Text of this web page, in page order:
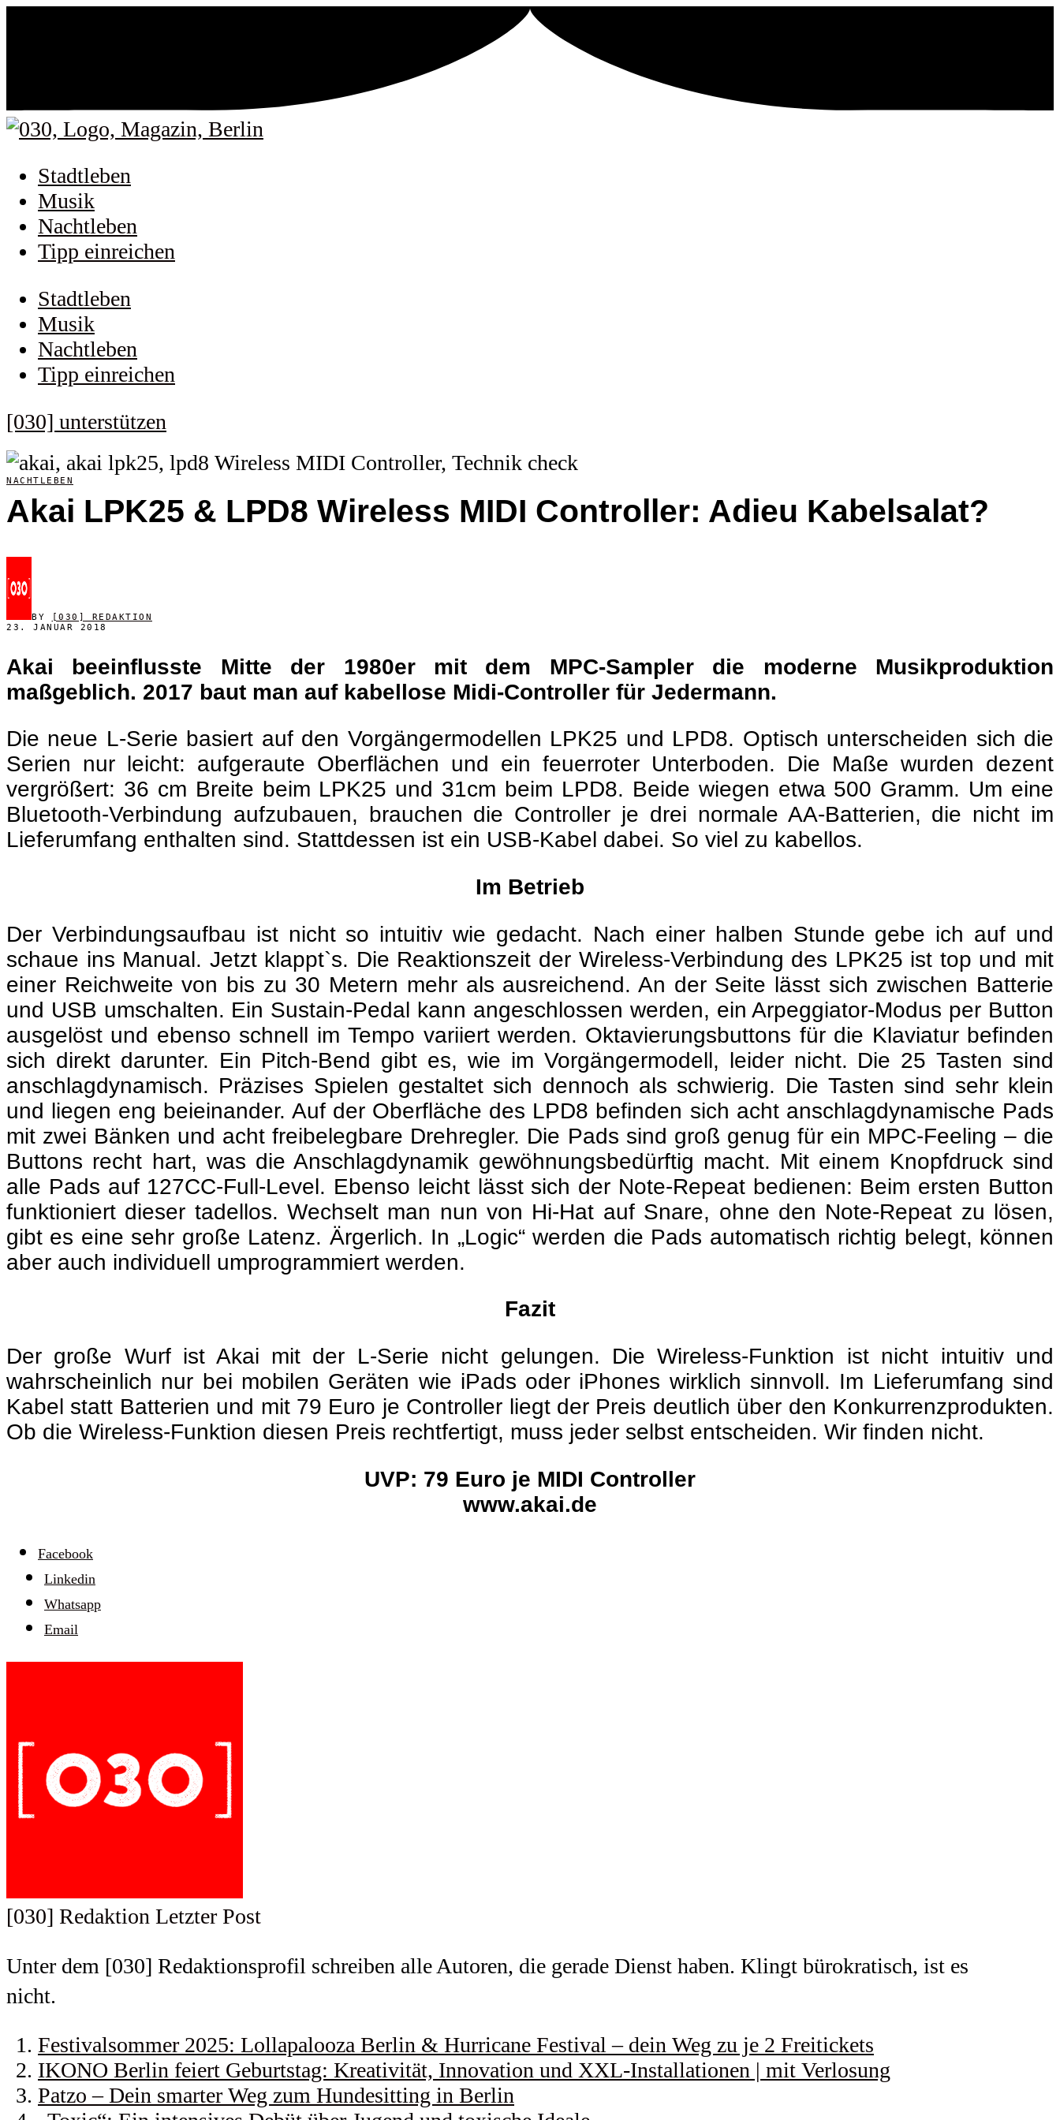
Stadtleben
Musik
Nachtleben
Tipp einreichen
Stadtleben
Musik
Nachtleben
Tipp einreichen
[030] unterstützen
NACHTLEBEN
Akai LPK25 & LPD8 Wireless MIDI Controller: Adieu Kabelsalat?
BY
[030] REDAKTION
23. JANUAR 2018
Akai beeinflusste Mitte der 1980er mit dem MPC-Sampler die moderne Musikproduktion
maßgeblich. 2017 baut man auf kabellose Midi-Controller für Jedermann.
Die neue L-Serie basiert auf den Vorgängermodellen LPK25 und LPD8. Optisch unterscheiden sich die
Serien nur leicht: aufgeraute Oberflächen und ein feuerroter Unterboden. Die Maße wurden dezent
vergrößert: 36 cm Breite beim LPK25 und 31cm beim LPD8. Beide wiegen etwa 500 Gramm. Um eine
Bluetooth-Verbindung aufzubauen, brauchen die Controller je drei normale AA-Batterien, die nicht im
Lieferumfang enthalten sind. Stattdessen ist ein USB-Kabel dabei. So viel zu kabellos.
Im Betrieb
Der Verbindungsaufbau ist nicht so intuitiv wie gedacht. Nach einer halben Stunde gebe ich auf und
schaue ins Manual. Jetzt klappt`s. Die Reaktionszeit der Wireless-Verbindung des LPK25 ist top und mit
einer Reichweite von bis zu 30 Metern mehr als ausreichend. An der Seite lässt sich zwischen Batterie
und USB umschalten. Ein Sustain-Pedal kann angeschlossen werden, ein Arpeggiator-Modus per Button
ausgelöst und ebenso schnell im Tempo variiert werden. Oktavierungsbuttons für die Klaviatur befinden
sich direkt darunter. Ein Pitch-Bend gibt es, wie im Vorgängermodell, leider nicht. Die 25 Tasten sind
anschlagdynamisch. Präzises Spielen gestaltet sich dennoch als schwierig. Die Tasten sind sehr klein
und liegen eng beieinander. Auf der Oberfläche des LPD8 befinden sich acht anschlagdynamische Pads
mit zwei Bänken und acht freibelegbare Drehregler. Die Pads sind groß genug für ein MPC-Feeling – die
Buttons recht hart, was die Anschlagdynamik gewöhnungsbedürftig macht. Mit einem Knopfdruck sind
alle Pads auf 127CC-Full-Level. Ebenso leicht lässt sich der Note-Repeat bedienen: Beim ersten Button
funktioniert dieser tadellos. Wechselt man nun von Hi-Hat auf Snare, ohne den Note-Repeat zu lösen,
gibt es eine sehr große Latenz. Ärgerlich. In „Logic“ werden die Pads automatisch richtig belegt, können
aber auch individuell umprogrammiert werden.
Fazit
Der große Wurf ist Akai mit der L-Serie nicht gelungen. Die Wireless-Funktion ist nicht intuitiv und
wahrscheinlich nur bei mobilen Geräten wie iPads oder iPhones wirklich sinnvoll. Im Lieferumfang sind
Kabel statt Batterien und mit 79 Euro je Controller liegt der Preis deutlich über den Konkurrenzprodukten.
Ob die Wireless-Funktion diesen Preis rechtfertigt, muss jeder selbst entscheiden. Wir finden nicht.
UVP: 79 Euro je MIDI Controller
www.akai.de
Facebook
Linkedin
Whatsapp
Email
[030] Redaktion Letzter Post
Unter dem [030] Redaktionsprofil schreiben alle Autoren, die gerade Dienst haben. Klingt bürokratisch, ist es
nicht.
Festivalsommer 2025: Lollapalooza Berlin & Hurricane Festival – dein Weg zu je 2 Freitickets
IKONO Berlin feiert Geburtstag: Kreativität, Innovation und XXL-Installationen | mit Verlosung
Patzo – Dein smarter Weg zum Hundesitting in Berlin